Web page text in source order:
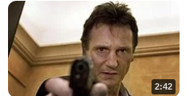
2:42